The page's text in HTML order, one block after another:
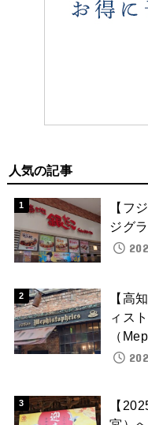
人気の記事
【フ
ジグ
【高
ィス
（
【